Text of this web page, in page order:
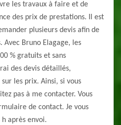
les travaux à faire et de
des prix de prestations. Il est
plusieurs devis afin de
Bruno Elagage, les
% gratuits et sans
des devis détaillés,
les prix. Ainsi, si vous
pas à me contacter. Vous
de contact. Je vous
après envoi.